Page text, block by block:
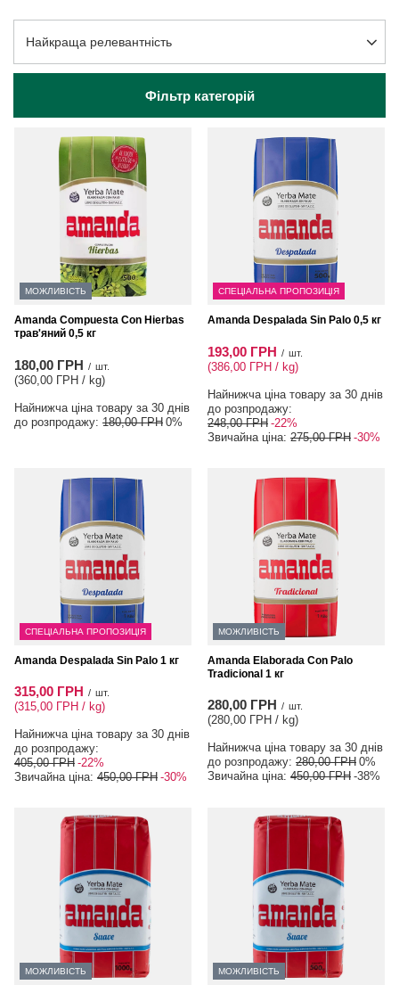
Змінити сортування
Найкраща релевантність
Фільтр категорій
МОЖЛИВІСТЬ
Amanda Compuesta Con Hierbas
трав'яний 0,5 кг
180,00 ГРН / шт.
(360,00 ГРН / kg)
Найнижча ціна товару за 30 днів
до розпродажу: 180,00 ГРН 0%
СПЕЦІАЛЬНА ПРОПОЗИЦІЯ
Amanda Despalada Sin Palo 0,5 кг
193,00 ГРН / шт.
(386,00 ГРН / kg)
Найнижча ціна товару за 30 днів
до розпродажу:
248,00 ГРН -22%
Звичайна ціна: 275,00 ГРН -30%
СПЕЦІАЛЬНА ПРОПОЗИЦІЯ
Amanda Despalada Sin Palo 1 кг
315,00 ГРН / шт.
(315,00 ГРН / kg)
Найнижча ціна товару за 30 днів
до розпродажу:
405,00 ГРН -22%
Звичайна ціна: 450,00 ГРН -30%
МОЖЛИВІСТЬ
Amanda Elaborada Con Palo
Tradicional 1 кг
280,00 ГРН / шт.
(280,00 ГРН / kg)
Найнижча ціна товару за 30 днів
до розпродажу: 280,00 ГРН 0%
Звичайна ціна: 450,00 ГРН -38%
МОЖЛИВІСТЬ МОЖЛИВІСТЬ